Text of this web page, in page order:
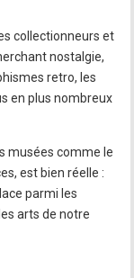
collectionneurs et
nostalgie,
retro, les
en plus nombreux
musées comme le
est bien réelle :
parmi les
arts de notre